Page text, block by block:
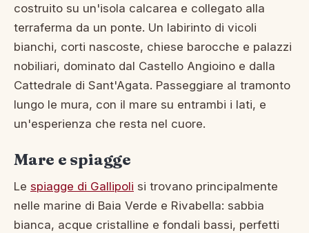
costruito su un'isola calcarea e collegato alla
terraferma da un ponte. Un labirinto di vicoli
bianchi, corti nascoste, chiese barocche e palazzi
nobiliari, dominato dal Castello Angioino e dalla
Cattedrale di Sant'Agata. Passeggiare al tramonto
lungo le mura, con il mare su entrambi i lati, e
un'esperienza che resta nel cuore.
Mare e spiagge
Le spiagge di Gallipoli si trovano principalmente
nelle marine di Baia Verde e Rivabella: sabbia
bianca, acque cristalline e fondali bassi, perfetti